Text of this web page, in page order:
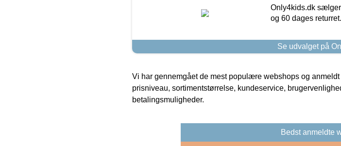
Only4kids.dk
og 60 dages
Se udvalget på
Vi har gennemgået de mest populære webshops og
prisniveau, sortimentstørrelse, kundeservice,
betalingsmuligheder.
Bedst anmeldte